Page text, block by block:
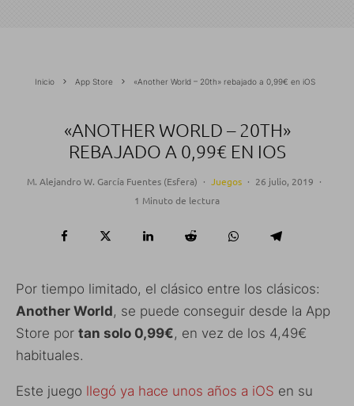
Inicio App Store «Another World – 20th» rebajado a 0,99€ en iOS
«ANOTHER WORLD – 20TH»
REBAJADO A 0,99€ EN IOS
M. Alejandro W. García Fuentes (Esfera) · Juegos · 26 julio, 2019 ·
1 Minuto de lectura
Por tiempo limitado, el clásico entre los clásicos:
Another World, se puede conseguir desde la App
Store por tan solo 0,99€, en vez de los 4,49€
habituales.
Este juego llegó ya hace unos años a iOS en su